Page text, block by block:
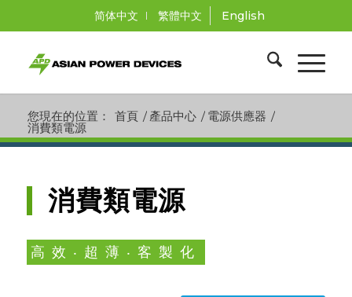
简体中文 繁體中文 English
您現在的位置： 首頁 / 產品中心 / 電源供應器 /
消費類電源
消費類電源
高效‧超薄‧客製化